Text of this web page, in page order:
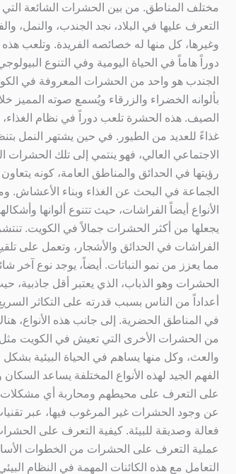
مختلف المناطق. من بين الحشرات الشائعة
التعرف عليها في البلاد، نجد الجندب، والنمل،
وغيرها، كل منها له خصائصه الفريدة. وتلعب هذه
دوراً هاماً في الحياة اليومية وفي التنوع
الجندب هو واحد من الحشرات المعروفة في
بألوانه الخضراء والزرقاء ويُسمع صوته المميز
الصيف. هذه الحشرة تلعب دوراً في نظام الغذاء،
غذاءً للعديد من الطيور. في حين يشتهر النمل
الاجتماعي العالي، فهو ينتمي إلى تلك الحشرات
رؤيتها في الحدائق والمناطق العامة، كونه
الجماعة في البحث عن الغذاء وبناء الأعشاش.
الأنواع أيضاً الفراشات، حيث تتنوع ألوانها
يجعلها من أكثر الحشرات جمالاً في الكويت. تنتشر
الفراشات في الحدائق والأشجار، وتعمل على
مما يعزز من نمو النباتات. أيضاً، يوجد نوع آخر
الحشرات وهو الذباب، الذي يعتبر أقل جاذبية،
أعداداً من الناس بسبب قدرته على التكاثر
في المناطق الحضرية. إلى جانب هذه الأنواع،
من الحشرات الأخرى التي تعيش في الكويت
والعث، وكل منها يساهم في الحياة البيئية
الفهم الجيد لهذه الأنواع المختلفة يساعد السكان
على التعرف على محيطهم ومحاربة أي مشكلات
عن وجود الحشرات غير المرغوب فيها، عبر
فعالة وصديقة للبيئة. كيفية التعرف على
عملية التعرف على الحشرات من الخطوات
التعامل مع هذه الكائنات المهمة في النظام